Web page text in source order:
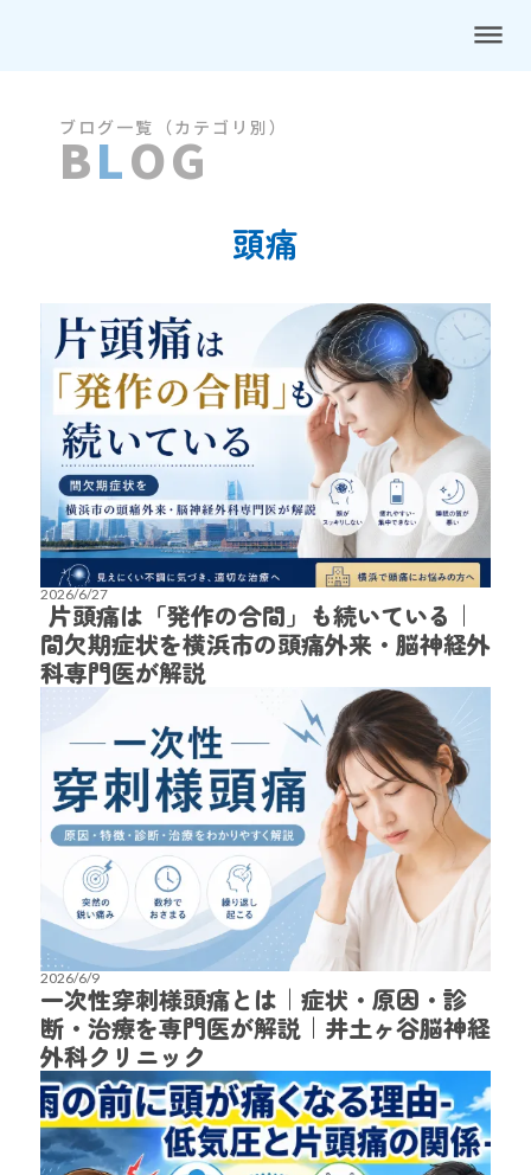
dehaze
ブログ一覧（カテゴリ別）
BLOG
頭痛
2026/6/27
片頭痛は「発作の合間」も続いている｜
間欠期症状を横浜市の頭痛外来・脳神経外
科専門医が解説
2026/6/9
一次性穿刺様頭痛とは｜症状・原因・診
断・治療を専門医が解説｜井土ヶ谷脳神経
外科クリニック